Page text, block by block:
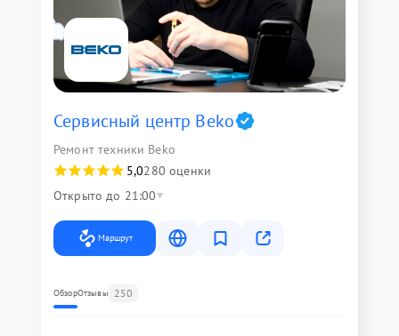
Сервисный центр Beko
Ремонт техники Beko
5,0280 оценки
Открыто до 21:00
Маршрут
ОбзорОтзывы 250